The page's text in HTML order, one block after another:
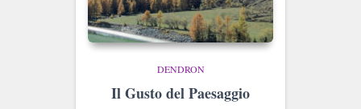
DENDRON
Il Gusto del Paesaggio